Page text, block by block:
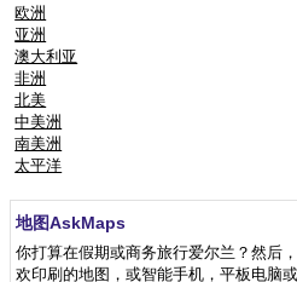
欧洲
亚洲
澳大利亚
非洲
北美
中美洲
南美洲
太平洋
地图AskMaps
你打算在假期或商务旅行爱尔兰？然后
欢印刷的地图，或智能手机，平板电脑